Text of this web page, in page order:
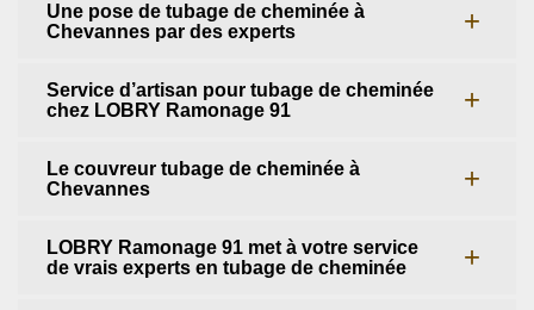
Une pose de tubage de cheminée à
Chevannes par des experts
Service d’artisan pour tubage de cheminée
chez LOBRY Ramonage 91
Le couvreur tubage de cheminée à
Chevannes
LOBRY Ramonage 91 met à votre service
de vrais experts en tubage de cheminée